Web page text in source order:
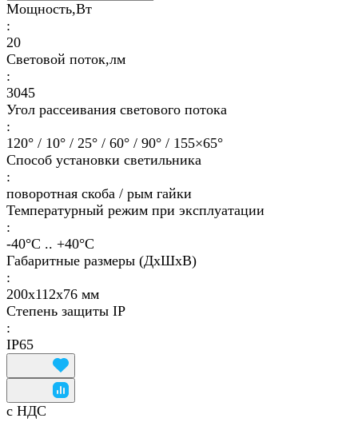
Мощность,Вт
:
20
Световой поток,лм
:
3045
Угол рассеивания светового потока
:
120° / 10° / 25° / 60° / 90° / 155×65°
Способ установки светильника
:
поворотная скоба / рым гайки
Температурный режим при эксплуатации
:
-40°С .. +40°C
Габаритные размеры (ДхШхВ)
:
200х112х76 мм
Степень защиты IP
:
IP65
с НДС